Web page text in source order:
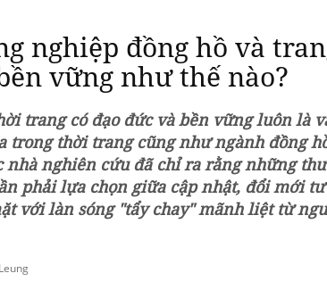
nghiệp đồng hồ và
vững như thế nào?
trang có đạo đức và bền vững luôn là
trong thời trang cũng như ngành đồng
nhà nghiên cứu đã chỉ ra rằng những
phải lựa chọn giữa cập nhật, đổi mới
với làn sóng "tẩy chay" mãnh liệt từ